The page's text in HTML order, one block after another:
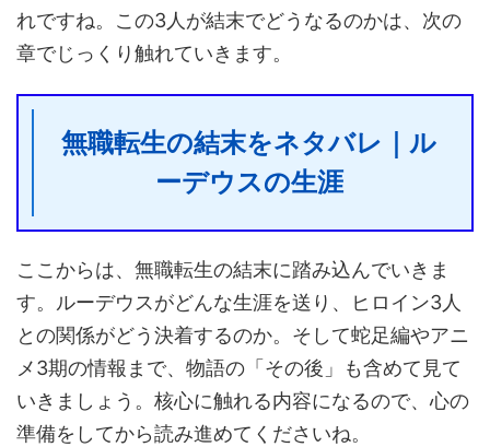
れですね。この3人が結末でどうなるのかは、次の
章でじっくり触れていきます。
無職転生の結末をネタバレ｜ル
ーデウスの生涯
ここからは、無職転生の結末に踏み込んでいきま
す。ルーデウスがどんな生涯を送り、ヒロイン3人
との関係がどう決着するのか。そして蛇足編やアニ
メ3期の情報まで、物語の「その後」も含めて見て
いきましょう。核心に触れる内容になるので、心の
準備をしてから読み進めてくださいね。